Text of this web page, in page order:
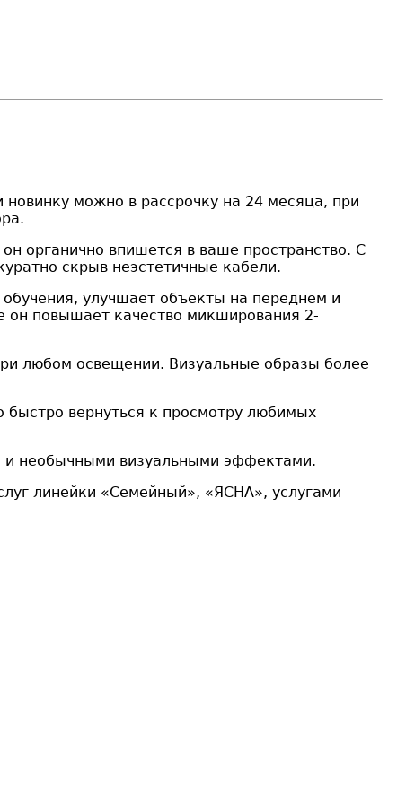
новинку можно в рассрочку на 24 месяца, при
органично впишется в ваше пространство. С
скрыв неэстетичные кабели.
улучшает объекты на переднем и
он повышает качество микширования 2-
любом освещении. Визуальные образы более
вернуться к просмотру любимых
и необычными визуальными эффектами.
линейки «Семейный», «ЯСНА», услугами